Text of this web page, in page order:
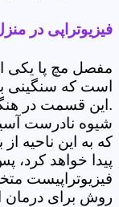
فیزیوتراپی در
مفصل مچ پا یکی
است که سنگینی
.این قسمت در
شیوه نادرست
که به این ناحیه
پیدا خواهد کرد،
فیزیوتراپیست
روش برای درمان